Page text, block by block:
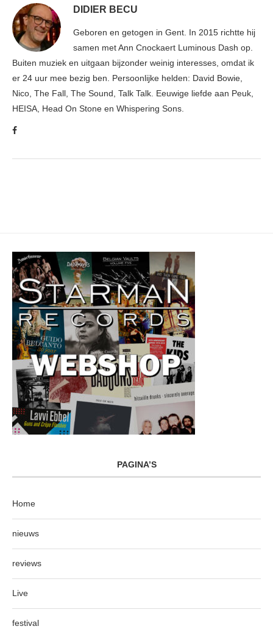
DIDIER BECU
Geboren en getogen in Gent. In 2015 richtte hij
samen met Ann Cnockaert Luminous Dash op.
Buiten muziek en uitgaan bijzonder weinig interesses, omdat ik
er 24 uur mee bezig ben. Persoonlijke helden: David Bowie,
Nico, The Fall, The Sound, Talk Talk. Eeuwige liefde aan Peuk,
HEISA, Head On Stone en Whispering Sons.
PAGINA’S
Home
nieuws
reviews
Live
festival